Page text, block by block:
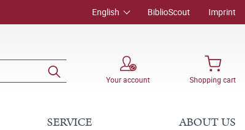
English BiblioScout Imprint
Your account Shopping cart
SERVICE ABOUT US